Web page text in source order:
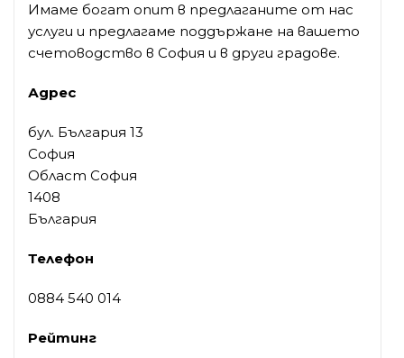
Имаме богат опит в предлаганите от нас
услуги и предлагаме поддържане на вашето
счетоводство в София и в други градове.
Адрес
бул. България 13
София
Област София
1408
България
Телефон
0884 540 014
Рейтинг